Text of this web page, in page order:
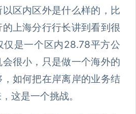
区内区外是什么样的，比
上海分行行长讲到看到很
仅是一个区内28.78平方公
很小，只是做一个海外的
如何把在岸离岸的业务结
这是一个挑战。